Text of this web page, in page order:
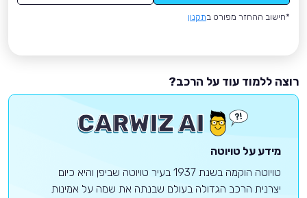
*חישוב ההחזר מפורט בתקנון
רוצה ללמוד עוד על הרכב?
מידע על טויוטה
טויוטה הוקמה בשנת 1937 בעיר טויוטה שביפן והיא כיום
יצרנית הרכב הגדולה בעולם שבנתה את שמה על אמינות